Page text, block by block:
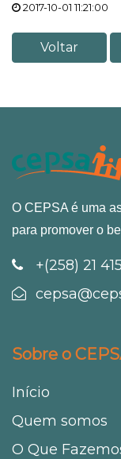
2017-10-01 11:21:00
Voltar
O CEPSA é uma
para promover o
+(258) 21
Sobre o
Início
Quem somos
O Que